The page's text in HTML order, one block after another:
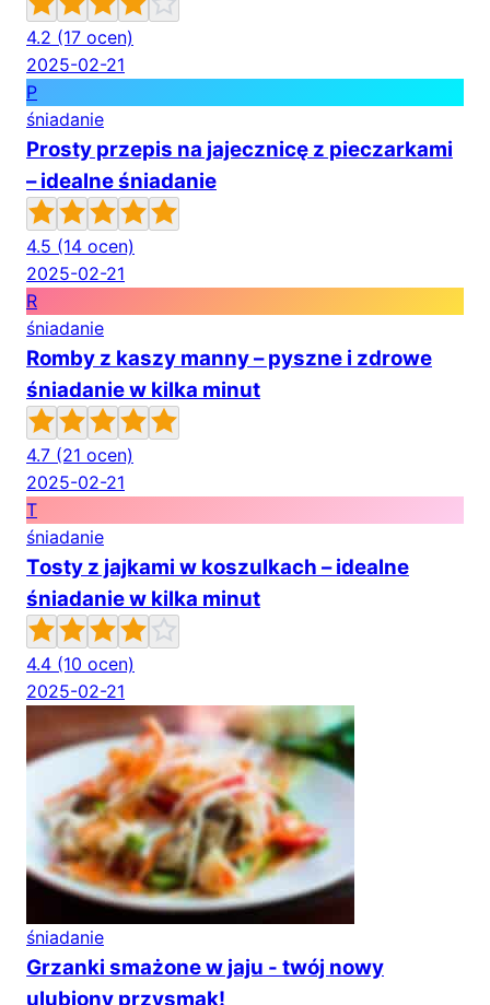
4.2 (17 ocen)
2025-02-21
P
śniadanie
Prosty przepis na jajecznicę z pieczarkami
– idealne śniadanie
4.5 (14 ocen)
2025-02-21
R
śniadanie
Romby z kaszy manny – pyszne i zdrowe
śniadanie w kilka minut
4.7 (21 ocen)
2025-02-21
T
śniadanie
Tosty z jajkami w koszulkach – idealne
śniadanie w kilka minut
4.4 (10 ocen)
2025-02-21
śniadanie
Grzanki smażone w jaju - twój nowy
ulubiony przysmak!